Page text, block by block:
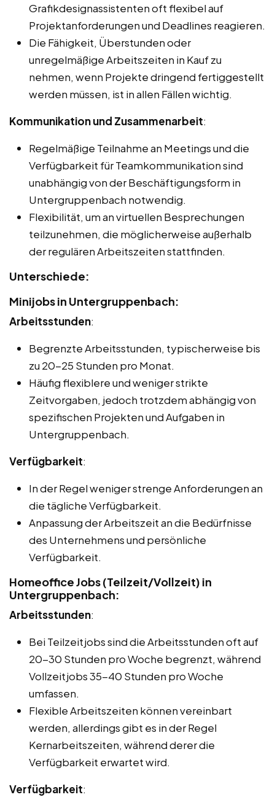
Grafikdesignassistenten oft flexibel auf
Projektanforderungen und Deadlines reagieren.
Die Fähigkeit, Überstunden oder
unregelmäßige Arbeitszeiten in Kauf zu
nehmen, wenn Projekte dringend fertiggestellt
werden müssen, ist in allen Fällen wichtig.
Kommunikation und Zusammenarbeit:
Regelmäßige Teilnahme an Meetings und die
Verfügbarkeit für Teamkommunikation sind
unabhängig von der Beschäftigungsform in
Untergruppenbach notwendig.
Flexibilität, um an virtuellen Besprechungen
teilzunehmen, die möglicherweise außerhalb
der regulären Arbeitszeiten stattfinden.
Unterschiede:
Minijobs in Untergruppenbach:
Arbeitsstunden:
Begrenzte Arbeitsstunden, typischerweise bis
zu 20-25 Stunden pro Monat.
Häufig flexiblere und weniger strikte
Zeitvorgaben, jedoch trotzdem abhängig von
spezifischen Projekten und Aufgaben in
Untergruppenbach.
Verfügbarkeit:
In der Regel weniger strenge Anforderungen an
die tägliche Verfügbarkeit.
Anpassung der Arbeitszeit an die Bedürfnisse
des Unternehmens und persönliche
Verfügbarkeit.
Homeoffice Jobs (Teilzeit/Vollzeit) in
Untergruppenbach:
Arbeitsstunden:
Bei Teilzeitjobs sind die Arbeitsstunden oft auf
20-30 Stunden pro Woche begrenzt, während
Vollzeitjobs 35-40 Stunden pro Woche
umfassen.
Flexible Arbeitszeiten können vereinbart
werden, allerdings gibt es in der Regel
Kernarbeitszeiten, während derer die
Verfügbarkeit erwartet wird.
Verfügbarkeit: